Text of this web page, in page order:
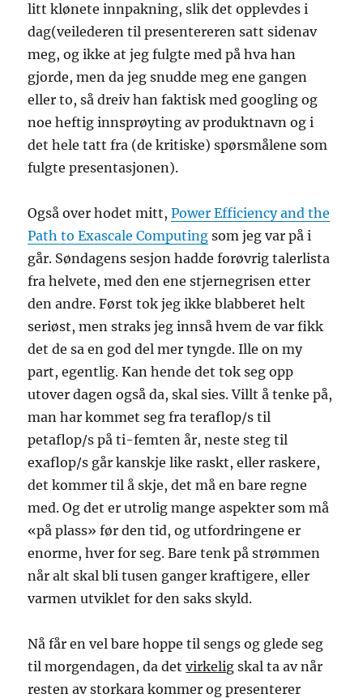
litt klønete innpakning, slik det opplevdes i
dag(veilederen til presentereren satt sidenav
meg, og ikke at jeg fulgte med på hva han
gjorde, men da jeg snudde meg ene gangen
eller to, så dreiv han faktisk med googling og
noe heftig innsprøyting av produktnavn og i
det hele tatt fra (de kritiske) spørsmålene som
fulgte presentasjonen).
Også over hodet mitt,Power Efficiency and the
Path to Exascale Computing som jeg var på i
går. Søndagens sesjon hadde forøvrig talerlista
fra helvete, med den ene stjernegrisen etter
den andre. Først tok jeg ikke blabberet helt
seriøst, men straks jeg innså hvem de var fikk
det de sa en god del mer tyngde. Ille on my
part, egentlig. Kan hende det tok seg opp
utover dagen også da, skal sies. Villt å tenke på,
man har kommet seg fra teraflop/s til
petaflop/s på ti-femten år, neste steg til
exaflop/s går kanskje like raskt, eller raskere,
det kommer til å skje, det må en bare regne
med. Og det er utrolig mange aspekter som må
«på plass» før den tid, og utfordringene er
enorme, hver for seg. Bare tenk på strømmen
når alt skal bli tusen ganger kraftigere, eller
varmen utviklet for den saks skyld.
Nå får en vel bare hoppe til sengs og glede seg
til morgendagen, da detvirkelig skal ta av når
resten av storkara kommer og presenterer